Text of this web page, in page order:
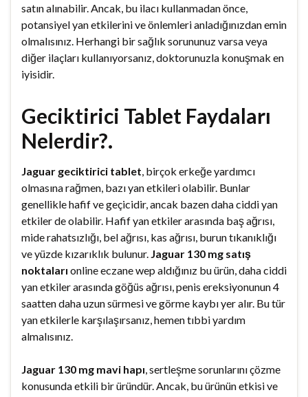
satın alınabilir. Ancak, bu ilacı kullanmadan önce,
potansiyel yan etkilerini ve önlemleri anladığınızdan emin
olmalısınız. Herhangi bir sağlık sorununuz varsa veya
diğer ilaçları kullanıyorsanız, doktorunuzla konuşmak en
iyisidir.
Geciktirici Tablet Faydaları
Nelerdir?.
Jaguar geciktirici tablet, birçok erkeğe yardımcı
olmasına rağmen, bazı yan etkileri olabilir. Bunlar
genellikle hafif ve geçicidir, ancak bazen daha ciddi yan
etkiler de olabilir. Hafif yan etkiler arasında baş ağrısı,
mide rahatsızlığı, bel ağrısı, kas ağrısı, burun tıkanıklığı
ve yüzde kızarıklık bulunur. Jaguar 130 mg satış
noktaları online eczane wep aldığınız bu ürün, daha ciddi
yan etkiler arasında göğüs ağrısı, penis ereksiyonunun 4
saatten daha uzun sürmesi ve görme kaybı yer alır. Bu tür
yan etkilerle karşılaşırsanız, hemen tıbbi yardım
almalısınız.
Jaguar 130 mg mavi hapı, sertleşme sorunlarını çözme
konusunda etkili bir üründür. Ancak, bu ürünün etkisi ve